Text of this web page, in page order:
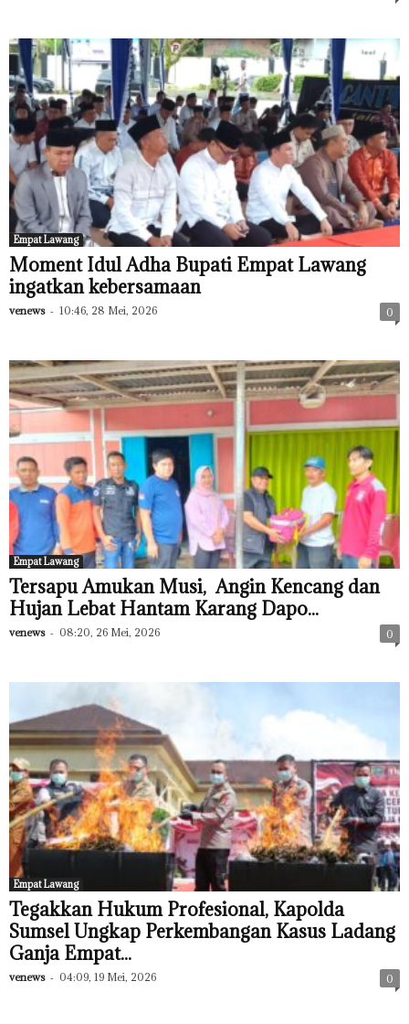
Empat Lawang
Moment Idul Adha Bupati Empat Lawang
ingatkan kebersamaan
venews - 10:46, 28 Mei, 2026 0
Empat Lawang
Tersapu Amukan Musi, Angin Kencang dan
Hujan Lebat Hantam Karang Dapo...
venews - 08:20, 26 Mei, 2026 0
Empat Lawang
Tegakkan Hukum Profesional, Kapolda
Sumsel Ungkap Perkembangan Kasus Ladang
Ganja Empat...
venews - 04:09, 19 Mei, 2026 0